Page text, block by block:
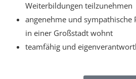
Weiterbildungen teilzunehmen
angenehme und sympathische
in einer Großstadt wohnt
teamfähig und